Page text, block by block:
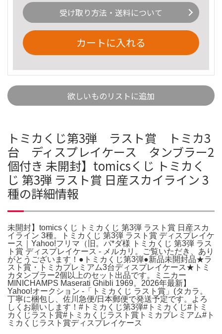
受け取り方法・送料について
カートに入れる
欲しいものリストに追加
トミカくじ第3弾 ラスト賞 トミカ3
台 ディスプレイケース タンブラー2
個付き 未開封】tomicsくじ トミカく
じ 第3弾 ラスト賞 日産スカイライン 3
種の詳細情報
未開封】tomicsくじ トミカくじ 第3弾 ラスト賞 日産スカ
イライン 3種。トミカくじ 第3弾 ラスト賞 ディスプレイケ
ース｜Yahoo!フリマ（旧。パ*ダ様 トミカくじ 第3弾 ラス
ト賞 ディスプレイケース - メルカリ。ご覧いただき、あり
がとうございます！●トミカくじ第3弾●新品未開封品★ラ
スト賞・トミカプレミアム3台ディスプレイケース★トミ
カタンブラー2個以上のセット出品です。ミニカー
MINICHAMPS Maserati Ghibli 1969。2026年最新】
Yahoo!オークション -「トミカくじ ラスト賞」(タカラ。
丁寧に梱包し、佐川急便/日本郵便で発送予定です。よろ
しくお願いします！#トミカくじ第3弾#トミカくじ#トミ
カくじラスト賞#トミカくじラスト賞トミカプレミアム#ト
ミカくじラスト賞ディスプレイケース